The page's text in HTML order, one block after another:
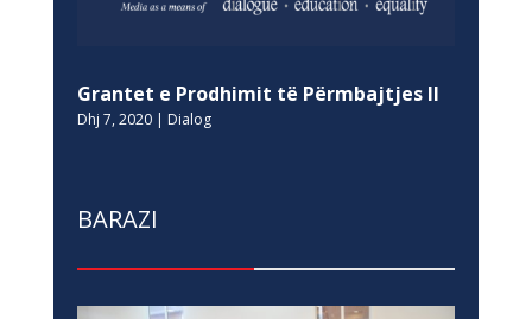
Grantet e Prodhimit të Përmbajtjes II
Dhj 7, 2020| Dialog
BARAZI